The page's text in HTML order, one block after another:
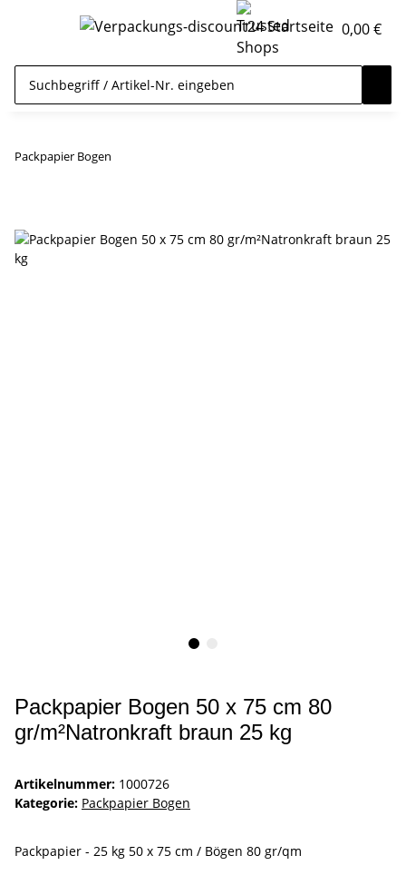
0,00 €
Packpapier Bogen
Packpapier Bogen 50 x 75 cm 80
gr/m²Natronkraft braun 25 kg
Artikelnummer: 1000726
Kategorie: Packpapier Bogen
Packpapier - 25 kg 50 x 75 cm / Bögen 80 gr/qm